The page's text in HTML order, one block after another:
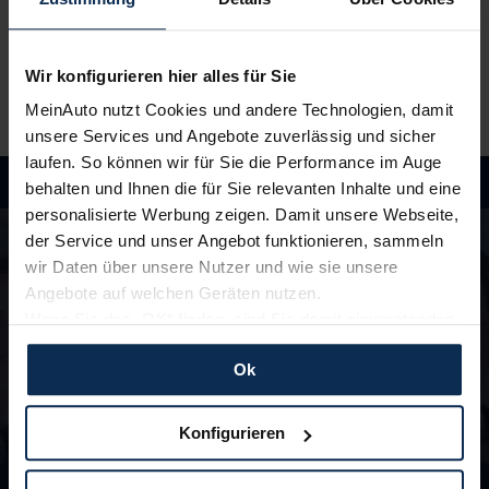
Wir konfigurieren hier alles für Sie
MeinAuto nutzt Cookies und andere Technologien, damit
unsere Services und Angebote zuverlässig und sicher
laufen. So können wir für Sie die Performance im Auge
behalten und Ihnen die für Sie relevanten Inhalte und eine
personalisierte Werbung zeigen. Damit unsere Webseite,
der Service und unser Angebot funktionieren, sammeln
wir Daten über unsere Nutzer und wie sie unsere
Angebote auf welchen Geräten nutzen.
und erlauben uns Cookies für unseren Service zu
verwenden und diese Daten an Dritte weiterzugeben,
etwa an unsere Marketingpartner. Falls Sie dem nicht
zustimmen möchten, beschränken wir uns auf die
dann nicht auf Sie zuschneiden und Sie somit nicht
Ok
Konfigurieren
Wir liefern
deinen Neuwagen – auf Wunsch sogar
vor die Haustür
Beispielfreie Werkstattwahl
Hast du Fragen?
In unseren FAQ findest du Antworten rund um
die Themen Fahrzeuge, Finanzierung und
Lieferzeiten
zu den FAQ